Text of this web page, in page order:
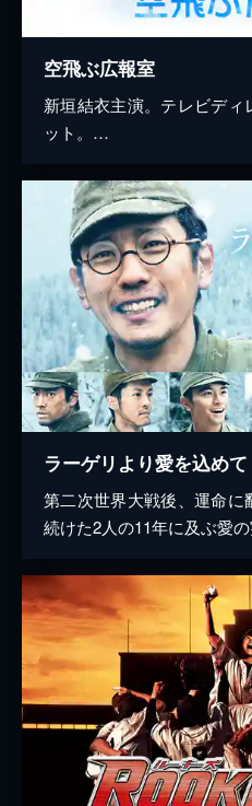
空飛ぶ広報室
新垣結衣主演。テレビデ
ット。…
ラーゲリより愛を込めて
第二次世界大戦後、運命
続けた2人の11年に及ぶ愛